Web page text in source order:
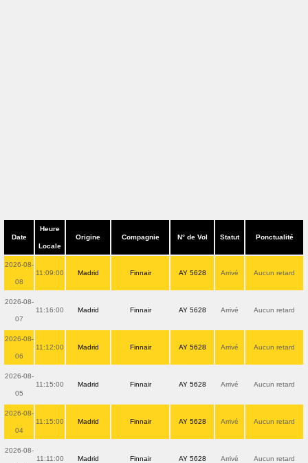
Date
Heure
Locale
Origine Compagnie N° de Vol Statut Ponctualité
2026-08-
08
11:09:00 Madrid Finnair AY 5628 Arrivé Aucun retard
2026-08-
07
11:16:00 Madrid Finnair AY 5628 Arrivé Aucun retard
2026-08-
06
11:12:00 Madrid Finnair AY 5628 Arrivé Aucun retard
2026-08-
05
11:15:00 Madrid Finnair AY 5628 Arrivé Aucun retard
2026-08-
04
11:15:00 Madrid Finnair AY 5628 Arrivé Aucun retard
2026-08-
11:11:00 Madrid Finnair AY 5628 Arrivé Aucun retard